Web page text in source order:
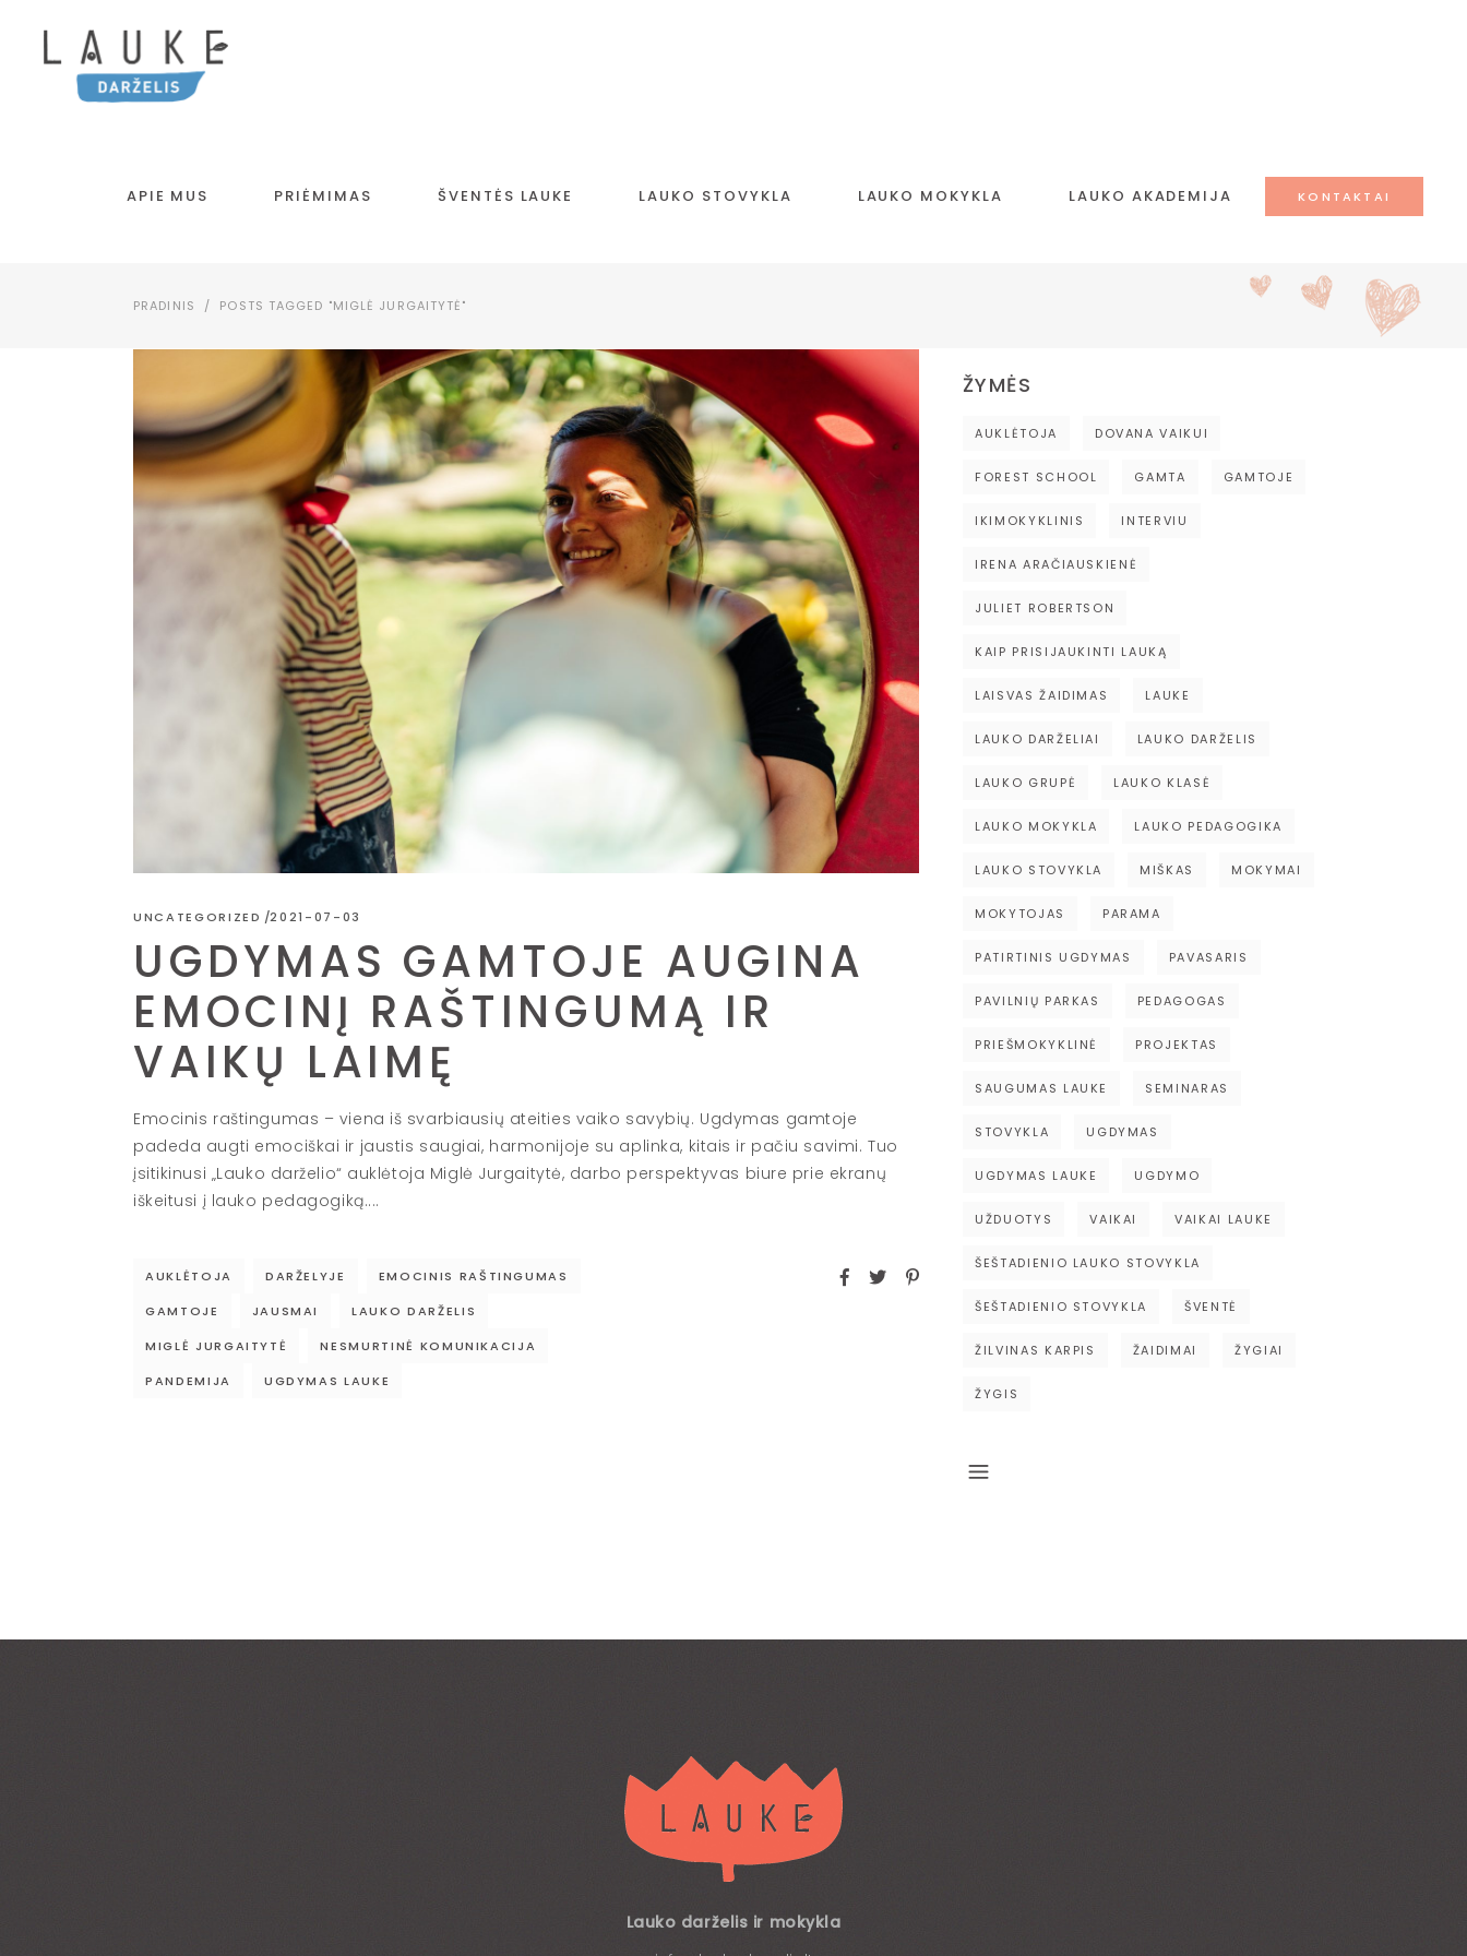
APIE MUS PRIĖMIMAS ŠVENTĖS LAUKE LAUKO STOVYKLA LAUKO MOKYKLA LAUKO AKADEMIJA KONTAKTAI
PRADINIS / POSTS TAGGED "MIGLĖ JURGAITYTĖ"
UNCATEGORIZED 2021-07-03
UGDYMAS GAMTOJE AUGINA
EMOCINĮ RAŠTINGUMĄ IR
VAIKŲ LAIMĘ
Emocinis raštingumas – viena iš svarbiausių ateities vaiko savybių. Ugdymas gamtoje
padeda augti emociškai ir jaustis saugiai, harmonijoje su aplinka, kitais ir pačiu savimi. Tuo
įsitikinusi „Lauko darželio“ auklėtoja Miglė Jurgaitytė, darbo perspektyvas biure prie ekranų
iškeitusi į lauko pedagogiką.
AUKLĖTOJA DARŽELYJE
EMOCINIS RAŠTINGUMAS
GAMTOJE
JAUSMAI
LAUKO DARŽELIS
MIGLĖ JURGAITYTĖ
NESMURTINĖ KOMUNIKACIJA
PANDEMIJA
UGDYMAS LAUKE
ŽYMĖS
AUKLĖTOJA DOVANA VAIKUI
FOREST SCHOOL GAMTA GAMTOJE
IKIMOKYKLINIS INTERVIU
IRENA ARAČIAUSKIENĖ
JULIET ROBERTSON
KAIP PRISIJAUKINTI LAUKĄ
LAISVAS ŽAIDIMAS LAUKE
LAUKO DARŽELIAI LAUKO DARŽELIS
LAUKO GRUPĖ LAUKO KLASĖ
LAUKO MOKYKLA LAUKO PEDAGOGIKA
LAUKO STOVYKLA MIŠKAS MOKYMAI
MOKYTOJAS PARAMA
PATIRTINIS UGDYMAS PAVASARIS
PAVILNIŲ PARKAS PEDAGOGAS
PRIEŠMOKYKLINĖ PROJEKTAS
SAUGUMAS LAUKE SEMINARAS
STOVYKLA UGDYMAS
UGDYMAS LAUKE UGDYMO
UŽDUOTYS VAIKAI VAIKAI LAUKE
ŠEŠTADIENIO LAUKO STOVYKLA
ŠEŠTADIENIO STOVYKLA ŠVENTĖ
ŽILVINAS KARPIS ŽAIDIMAI ŽYGIAI
ŽYGIS
Lauko darželis ir mokykla